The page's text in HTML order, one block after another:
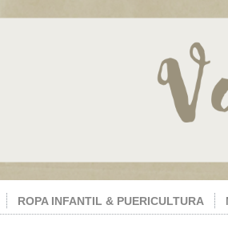
ROPA INFANTIL & PUERICULTURA